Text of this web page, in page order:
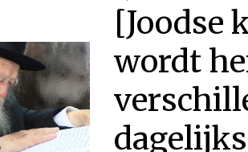
[Joodse
wordt